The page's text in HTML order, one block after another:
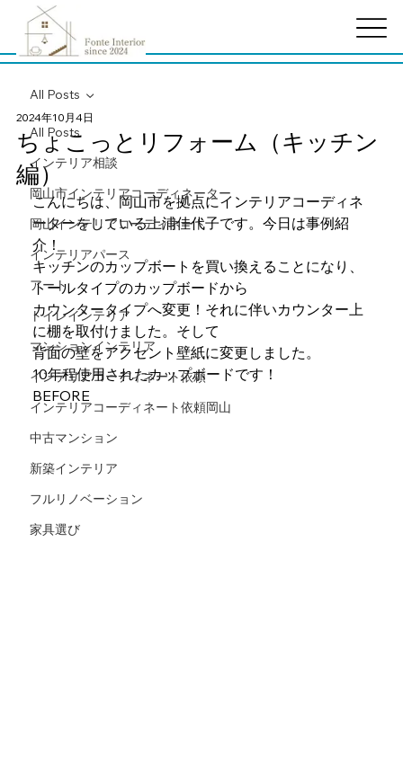
All Posts
インテリア相談
岡山市インテリアコーディネーター
岡山インテリアコーディネート
インテリアパース
アート
トイレインテリア
マンションインテリア
インテリアコーディネート依頼
インテリアコーディネート依頼岡山
中古マンション
新築インテリア
フルリノベーション
家具選び
All Posts
ちょこっとリフォーム（キッチン
編）
2024年10月4日
こんにちは、岡山市を拠点にインテリアコーディネ
ーターをしている上浦佳代子です。今日は事例紹
介！
キッチンのカップボートを買い換えることになり、
トールタイプのカップボードから
カウンタータイプへ変更！それに伴いカウンター上
に棚を取付けました。そして
背面の壁をアクセント壁紙に変更しました。
10年程使用されたカップボードです！
BEFORE